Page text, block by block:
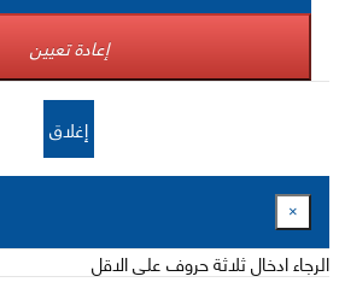
إعادة تعيين
إغلاق
×
الرجاء ادخال ثلاثة حروف على الاقل